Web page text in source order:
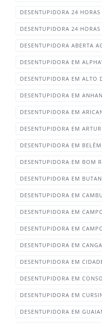
DESENTUPIDORA 24
DESENTUPIDORA 24
DESENTUPIDORA ABERTA
DESENTUPIDORA EM
DESENTUPIDORA EM ALTO
DESENTUPIDORA EM
DESENTUPIDORA EM
DESENTUPIDORA EM
DESENTUPIDORA EM BELÉM‎
DESENTUPIDORA EM BOM
DESENTUPIDORA EM
DESENTUPIDORA EM
DESENTUPIDORA EM
DESENTUPIDORA EM
DESENTUPIDORA EM
DESENTUPIDORA EM
DESENTUPIDORA EM
DESENTUPIDORA EM
DESENTUPIDORA EM